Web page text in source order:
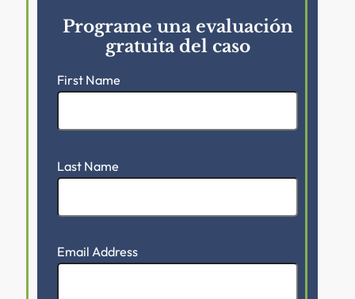
Programe una evaluación
gratuita del caso
First Name
Last Name
Email Address